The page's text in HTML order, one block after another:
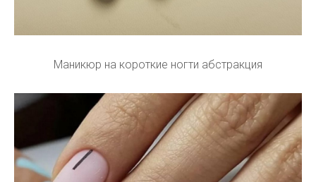
Маникюр на короткие ногти абстракция